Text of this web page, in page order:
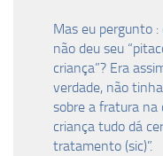
Mas eu pergunto
não deu seu
criança”? Era
verdade, não
sobre a fratura na
criança tudo dá
tratamento (sic)”.